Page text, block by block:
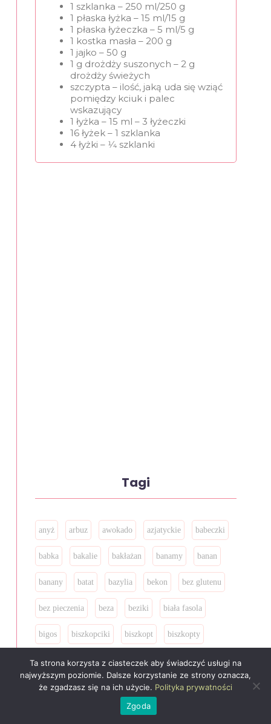
1 szklanka – 250 ml/250 g
1 płaska łyżka – 15 ml/15 g
1 płaska łyżeczka – 5 ml/5 g
1 kostka masła – 200 g
1 jajko – 50 g
1 g drożdży suszonych – 2 g
drożdży świeżych
szczypta – ilość, jaką uda się wziąć
pomiędzy kciuk i palec
wskazujący
1 łyżka – 15 ml – 3 łyżeczki
16 łyżek – 1 szklanka
4 łyżki – 1⁄4 szklanki
Tagi
anyż arbuz awokado azjatyckie babeczki
babka bakalie bakłażan banamy banan
banany batat bazylia bekon bez glutenu
bez pieczenia beza beziki biała fasola
bigos biszkopciki biszkopt biszkopty
bita śmietana bitki bób bochenek boczek
botwinka brokuł brownie brukselka
bułeczki
Ta strona korzysta z ciasteczek aby świadczyć usługi na
najwyższym poziomie. Dalsze korzystanie ze strony oznacza,
że zgadzasz się na ich użycie. Polityka prywatności
Zgoda